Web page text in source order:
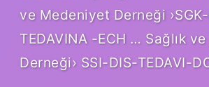
ve Medeniyet Derneği
TEDAVINA -ECH … Sağlık
Derneği› SSI-DIS-TEDAVI-